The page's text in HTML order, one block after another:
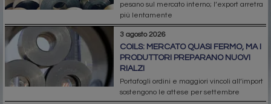
pesano sul mercato interno; l’export arretra
più lentamente
3 agosto 2026
COILS: MERCATO QUASI FERMO, MA I
PRODUTTORI PREPARANO NUOVI
RIALZI
Portafogli ordini e maggiori vincoli all’import
sostengono le attese per settembre